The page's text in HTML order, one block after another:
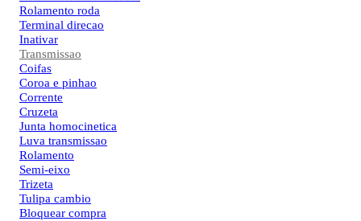
Rolamento roda
Terminal direcao
Inativar
Transmissao
Coifas
Coroa e pinhao
Corrente
Cruzeta
Junta homocinetica
Luva transmissao
Rolamento
Semi-eixo
Trizeta
Tulipa cambio
Bloquear compra